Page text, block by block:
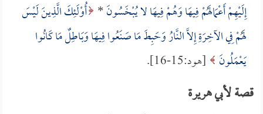
إِلَيْهِمْ أَعْمَالَهُمْ فِيهَا وَهُمْ فِيهَا لا يُبْخَسُونَ* أُوْلَئِكَ الَّذِينَ لَيْسَ
لَهُمْ فِي الآخِرَةِ إِلاَّ النَّارُ وَحَبِطَ مَا صَنَعُوا فِيهَا وَبَاطِلٌ مَا كَانُوا
يَعْمَلُونَ
[هود:15-16].
قصة لأبي هريرة